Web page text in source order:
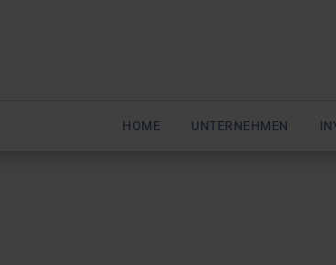
HOME UNTERNEHMEN